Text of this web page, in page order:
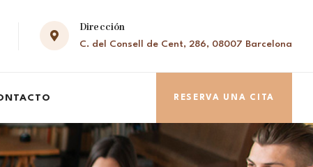
Dirección
C. del Consell de Cent, 286, 08007 Barcelona
RESERVA UNA CITA